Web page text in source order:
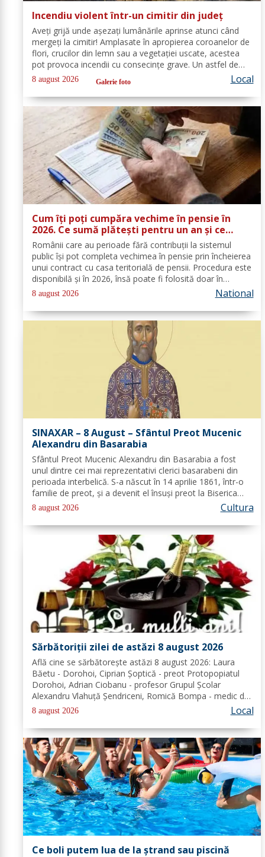
Incendiu violent într-un cimitir din județ
Aveți grijă unde așezați lumânările aprinse atunci când
mergeți la cimitir! Amplasate în apropierea coroanelor de
flori, crucilor din lemn sau a vegetației uscate, acestea
pot provoca incendii cu consecințe grave. Un astfel de
eveniment s-a produs ieri, în cimitirul din localitatea
Ichimeni, comuna...
8 august 2026 Galerie foto Local
Cum îți poți cumpăra vechime în pensie în
2026. Ce sumă plătești pentru un an și ce
documente trebuie depuse
Românii care au perioade fără contribuții la sistemul
public își pot completa vechimea în pensie prin încheierea
unui contract cu casa teritorială de pensii. Procedura este
disponibilă și în 2026, însă poate fi folosită doar în
condițiile prevăzute de lege. Costul depinde de salariul
minim brut...
8 august 2026 National
SINAXAR – 8 August – Sfântul Preot Mucenic
Alexandru din Basarabia
Sfântul Preot Mucenic Alexandru din Basarabia a fost
unul dintre cei mai reprezentativi clerici basarabeni din
perioada interbelică. S-a născut în 14 aprilie 1861, într-o
familie de preot, și a devenit el însuși preot la Biserica
„Aleksandr Nevski” din Călăraşi-sat, în Republica Moldova
de azi. A...
8 august 2026 Cultura
Sărbătoriții zilei de astăzi 8 august 2026
Află cine se sărbătoreşte astăzi 8 august 2026: Laura
Băetu - Dorohoi, Ciprian Șoptică - preot Protopopiatul
Dorohoi, Adrian Ciobanu - profesor Grupul Școlar
Alexandru Vlahuță Șendriceni, Romică Bompa - medic de
familie comuna Vârfu Câmpului. Redacția Dorohoi News
urează tuturor La mulți ani!...
8 august 2026 Local
Ce boli putem lua de la ștrand sau piscină